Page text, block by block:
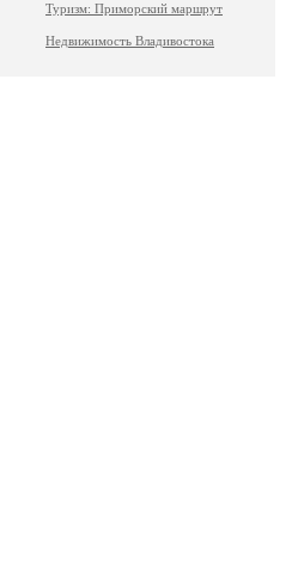
Туризм: Приморский маршрут
Недвижимость Владивостока